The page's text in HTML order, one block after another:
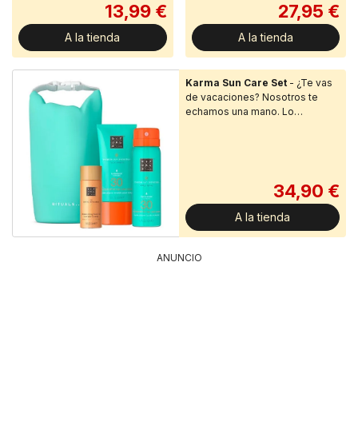
13,99 €
A la tienda
27,95 €
A la tienda
Karma Sun Care Set - ¿Te vas
de vacaciones? Nosotros te
echamos una mano. Lo
34,90 €
A la tienda
ANUNCIO